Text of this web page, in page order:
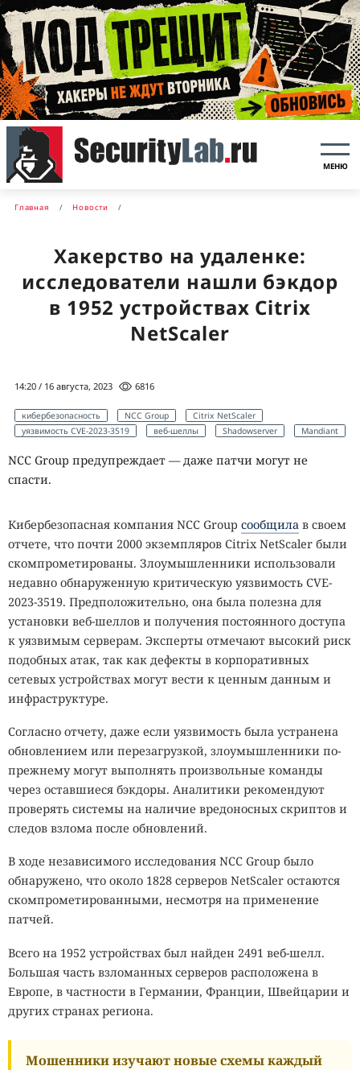
МЕНЮ
Главная Новости
Хакерство на удаленке:
исследователи нашли бэкдор
в 1952 устройствах Citrix
NetScaler
14:20 / 16 августа, 2023 6816
кибербезопасность NCC Group
Citrix NetScaler
уязвимость CVE-2023-3519
веб-шеллы Shadowserver Mandiant
NCC Group предупреждает — даже патчи могут не
спасти.
Кибербезопасная компания NCC Group сообщила в своем
отчете, что почти 2000 экземпляров Citrix NetScaler были
скомпрометированы. Злоумышленники использовали
недавно обнаруженную критическую уязвимость CVE-
2023-3519. Предположительно, она была полезна для
установки веб-шеллов и получения постоянного доступа
к уязвимым серверам. Эксперты отмечают высокий риск
подобных атак, так как дефекты в корпоративных
сетевых устройствах могут вести к ценным данным и
инфраструктуре.
Согласно отчету, даже если уязвимость была устранена
обновлением или перезагрузкой, злоумышленники по-
прежнему могут выполнять произвольные команды
через оставшиеся бэкдоры. Аналитики рекомендуют
проверять системы на наличие вредоносных скриптов и
следов взлома после обновлений.
В ходе независимого исследования NCC Group было
обнаружено, что около 1828 серверов NetScaler остаются
скомпрометированными, несмотря на применение
патчей.
Всего на 1952 устройствах был найден 2491 веб-шелл.
Большая часть взломанных серверов расположена в
Европе, в частности в Германии, Франции, Швейцарии и
других странах региона.
Мошенники изучают новые схемы каждый